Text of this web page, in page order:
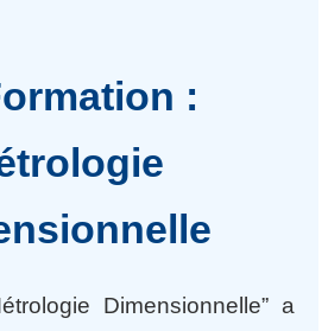
:
Dimensionnelle” a